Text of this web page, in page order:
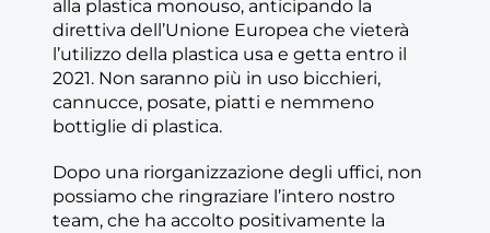
alla plastica monouso, anticipando la
direttiva dell’Unione Europea che vieterà
l’utilizzo della plastica usa e getta entro il
2021. Non saranno più in uso bicchieri,
cannucce, posate, piatti e nemmeno
bottiglie di plastica.
Dopo una riorganizzazione degli uffici, non
possiamo che ringraziare l’intero nostro
team, che ha accolto positivamente la